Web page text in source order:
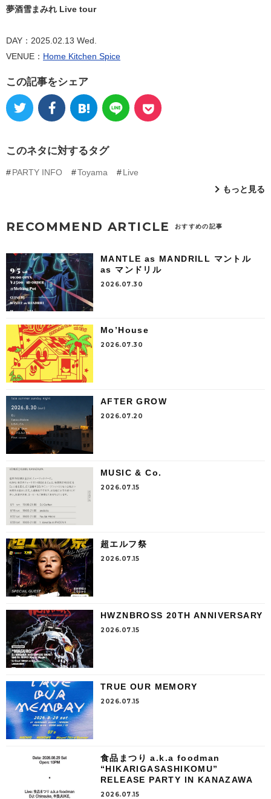
夢酒雪まみれ Live tour
DAY：2025.02.13 Wed.
VENUE： Home Kitchen Spice
この記事をシェア
このネタに対するタグ
PARTY INFO Toyama
Live
もっと見る
RECOMMEND ARTICLE おすすめの記事
MANTLE as MANDRILL マントル
as マンドリル
2026.07.30
Mo’House
2026.07.30
AFTER GROW
2026.07.20
MUSIC & Co.
2026.07.15
超エルフ祭
2026.07.15
HWZNBROSS 20TH ANNIVERSARY
2026.07.15
TRUE OUR MEMORY
2026.07.15
食品まつり a.k.a foodman
“HIKARIGASASHIKOMU”
RELEASE PARTY IN KANAZAWA
2026.07.15